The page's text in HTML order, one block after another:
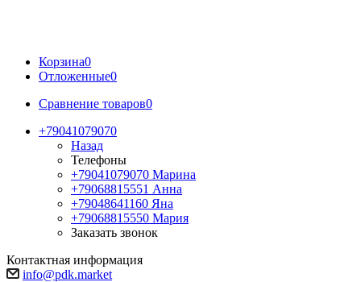
Корзина0
Отложенные0
Сравнение товаров0
+79041079070
Назад
Телефоны
+79041079070 Марина
+79068815551 Анна
+79048641160 Яна
+79068815550 Мария
Заказать звонок
Контактная информация
info@pdk.market